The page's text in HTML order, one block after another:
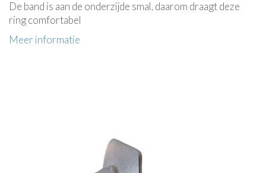
De band is aan de onderzijde smal, daarom draagt deze
ring comfortabel
Meer informatie